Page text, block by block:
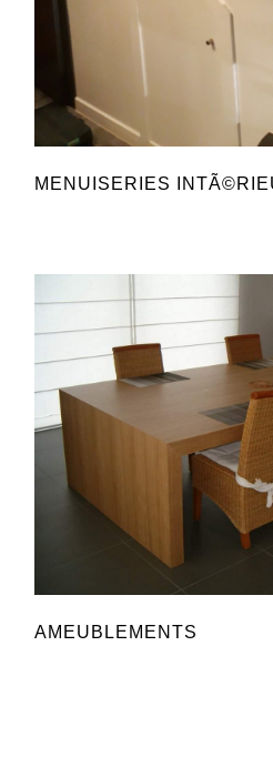
MENUISERIES
AMEUBLEMENTS